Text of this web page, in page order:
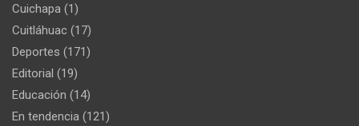
Cuichapa (1)
Cuitláhuac (17)
Deportes (171)
Editorial (19)
Educación (14)
En tendencia (121)